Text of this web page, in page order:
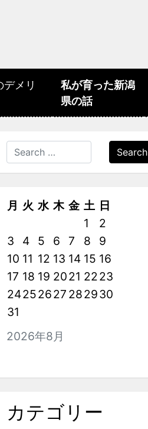
メリ
私が育った新潟
県の話
Search
2026年8月
月 火 水 木 金 土 日
1
2
3
4 5 6 7 8
9
10 11 12 13 14 15 16
17 18 19 2021 2223
24252627 282930
31
カテゴリー